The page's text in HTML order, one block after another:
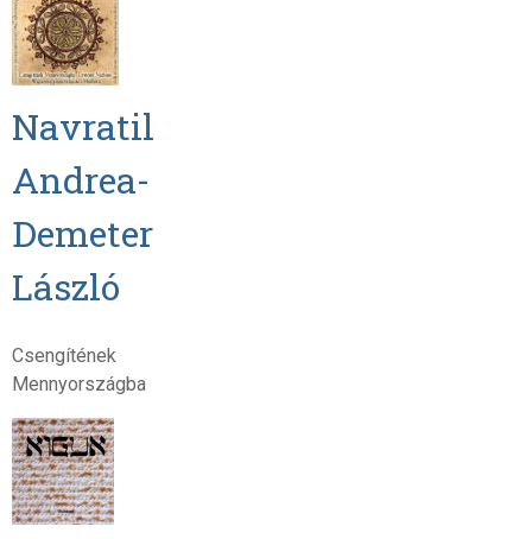
Navratil
Andrea-
Demeter
László
Csengítének
Mennyországba